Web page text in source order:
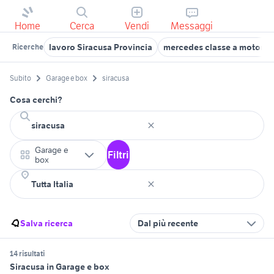
Home Cerca Vendi Messaggi
Ricerche lavoro Siracusa Provincia mercedes classe a motori
Subito Garage e box siracusa
Cosa cerchi?
Garage e
box
Filtri
Salva ricerca Dal più recente
14 risultati
Siracusa in Garage e box